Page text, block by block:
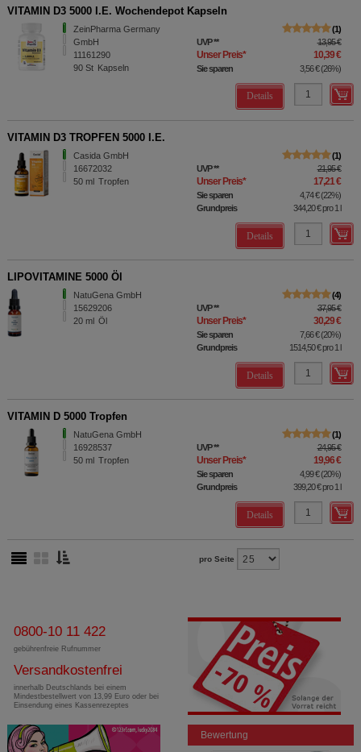
VITAMIN D3 5000 I.E. Wochendepot Kapseln
ZeinPharma Germany
GmbH
11161290
90 St Kapseln
1
UVP** 13,95 €
Unser Preis* 10,39 €
Sie sparen 3,56 €(26%)
Details
VITAMIN D3 TROPFEN 5000 I.E.
Casida GmbH
16672032
50 ml Tropfen
1
UVP** 21,95 €
Unser Preis* 17,21 €
Sie sparen 4,74 €(22%)
Grundpreis
344,20 €pro 1 l
Details
LIPOVITAMINE 5000 Öl
NatuGena GmbH
15629206
20 ml Öl
4
UVP** 37,95 €
Unser Preis* 30,29 €
Sie sparen 7,66 €(20%)
Grundpreis
1514,50 €pro 1 l
Details
VITAMIN D 5000 Tropfen
NatuGena GmbH
16928537
50 ml Tropfen
1
UVP** 24,95 €
Unser Preis* 19,96 €
Sie sparen 4,99 €(20%)
Grundpreis
399,20 €pro 1 l
Details
pro Seite
0800-10 11 422
gebührenfreie Rufnummer
Versandkostenfrei
innerhalb Deutschlands bei einem
Mindestbestellwert von 13,99 Euro oder bei
Einsendung eines Kassenrezeptes
Bewertung